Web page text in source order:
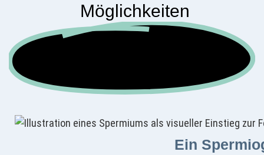
Möglichkeiten
Ein